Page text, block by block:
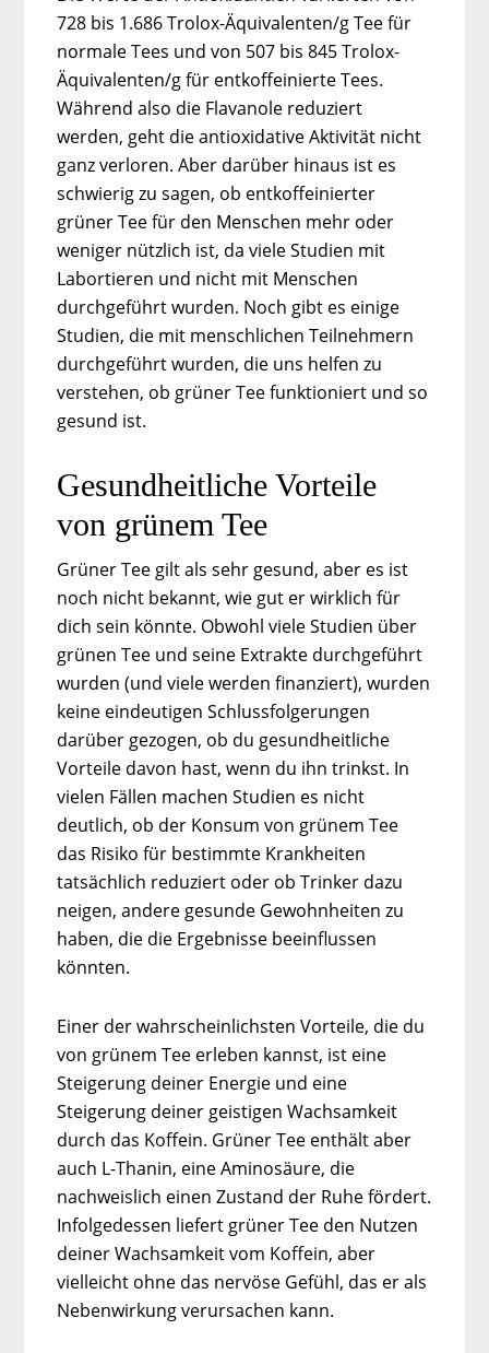
728 bis 1.686 Trolox-Äquivalenten/g Tee für
normale Tees und von 507 bis 845 Trolox-
Äquivalenten/g für entkoffeinierte Tees.
Während also die Flavanole reduziert
werden, geht die antioxidative Aktivität nicht
ganz verloren. Aber darüber hinaus ist es
schwierig zu sagen, ob entkoffeinierter
grüner Tee für den Menschen mehr oder
weniger nützlich ist, da viele Studien mit
Labortieren und nicht mit Menschen
durchgeführt wurden. Noch gibt es einige
Studien, die mit menschlichen Teilnehmern
durchgeführt wurden, die uns helfen zu
verstehen, ob grüner Tee funktioniert und so
gesund ist.
Gesundheitliche Vorteile
von grünem Tee
Grüner Tee gilt als sehr gesund, aber es ist
noch nicht bekannt, wie gut er wirklich für
dich sein könnte. Obwohl viele Studien über
grünen Tee und seine Extrakte durchgeführt
wurden (und viele werden finanziert), wurden
keine eindeutigen Schlussfolgerungen
darüber gezogen, ob du gesundheitliche
Vorteile davon hast, wenn du ihn trinkst. In
vielen Fällen machen Studien es nicht
deutlich, ob der Konsum von grünem Tee
das Risiko für bestimmte Krankheiten
tatsächlich reduziert oder ob Trinker dazu
neigen, andere gesunde Gewohnheiten zu
haben, die die Ergebnisse beeinflussen
könnten.
Einer der wahrscheinlichsten Vorteile, die du
von grünem Tee erleben kannst, ist eine
Steigerung deiner Energie und eine
Steigerung deiner geistigen Wachsamkeit
durch das Koffein. Grüner Tee enthält aber
auch L-Thanin, eine Aminosäure, die
nachweislich einen Zustand der Ruhe fördert.
Infolgedessen liefert grüner Tee den Nutzen
deiner Wachsamkeit vom Koffein, aber
vielleicht ohne das nervöse Gefühl, das er als
Nebenwirkung verursachen kann.